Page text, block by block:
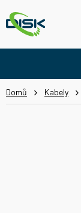
na
obsah
Domů Kabely